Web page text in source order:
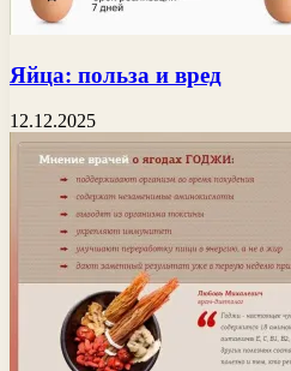
Яйца: польза и вред
12.12.2025